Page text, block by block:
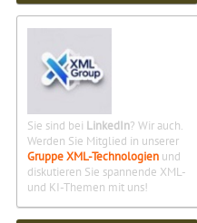
Sie sind bei LinkedIn? Wir auch.
Werden Sie Mitglied in unserer
Gruppe XML-Technologien und
diskutieren Sie spannende XML-
und KI-Themen mit uns!